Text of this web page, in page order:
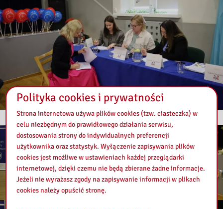
Polityka cookies i prywatności
Strona internetowa używa plików cookies (tzw. ciasteczka) w
celu niezbędnym do prawidłowego działania serwisu,
dostosowania strony do indywidualnych preferencji
użytkownika oraz statystyk. Wyłączenie zapisywania plików
cookies jest możliwe w ustawieniach każdej przeglądarki
internetowej, dzięki czemu nie będą zbierane żadne informacje.
Jeżeli nie wyrażasz zgody na zapisywanie informacji w plikach
cookies należy opuścić stronę.